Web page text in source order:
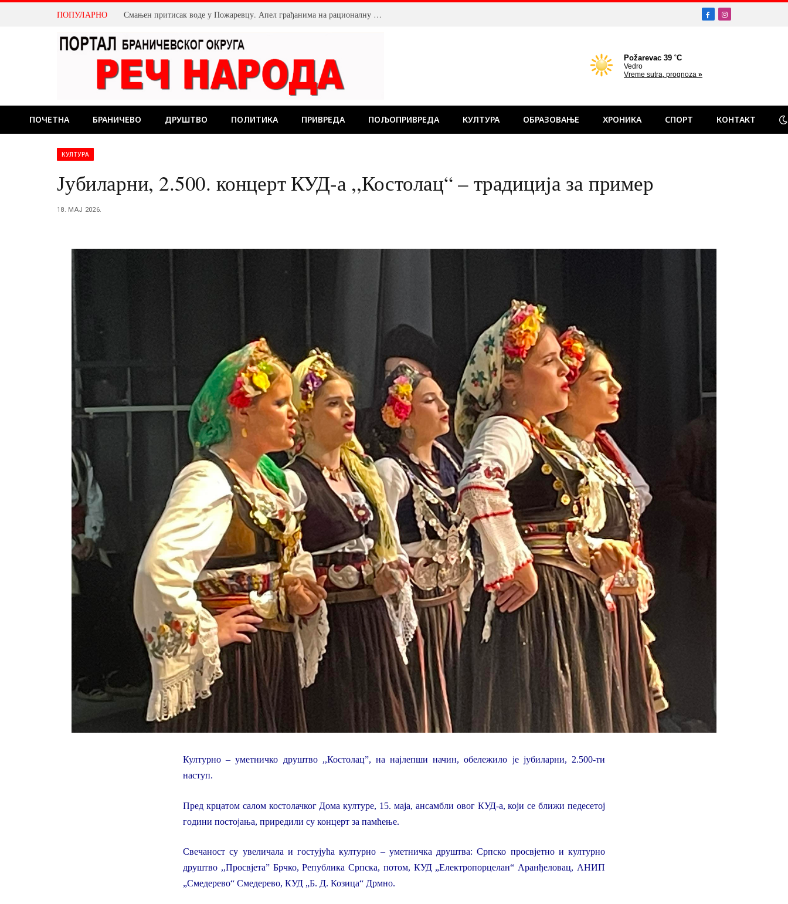
ПОПУЛАРНО Смањен притисак воде у Пожаревцу. Апел грађанима на рационалну потрошњу FacebookInstagram
ПОЧЕТНА БРАНИЧЕВО ДРУШТВО ПОЛИТИКА ПРИВРЕДА ПОЉОПРИВРЕДА КУЛТУРА ОБРАЗОВАЊЕ ХРОНИКА СПОРТ КОНТАКТ
КУЛТУРА
Јубиларни, 2.500. концерт КУД-а ,,Костолац“ – традиција за пример
18. МАЈ 2026.
Културно – уметничко друштво ,,Костолац”, на најлепши начин, обележило је јубиларни, 2.500-ти
наступ.
Пред крцатом салом костолачког Дома културе, 15. маја, ансамбли овог КУД-а, који се ближи педесетој
години постојања, приредили су концерт за памћење.
Свечаност су увеличала и гостујућа културно – уметничка друштва:Српско просвјетно и културно
друштво ,,Просвјета” Брчко, Република Српска, потом, КУД „Електропорцелан“ Аранђеловац, АНИП
„Смедерево“ Смедерево, КУД „Б. Д. Козица“ Дрмно.